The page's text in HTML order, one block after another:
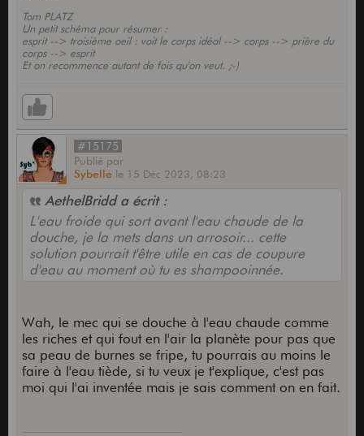
Tom PLATZ
Un petit schéma pour résumer :
esprit --> troisième oeil : voit le corps idéal --> corps --> prière du
corps --> esprit
Et on recommence autant de fois qu'on veut. ;-)
#15175
Publié par
Sybelle le 15 Déc 2023, 08:23
AethelBridd a écrit :
L'eau froide qui sort avant l'eau chaude de la
douche, je la mets dans un arrosoir... cette
solution pourrait t'être utile en cas de coupure
d'eau au moment où tu es shampooinnée.
Wah, le mec qui se douche à l'eau chaude comme
les riches et qui fout en l'air la planète pour pas que
sa peau de burnes se fripe, tu pourrais au moins le
faire à l'eau tiède, si tu veux je t'explique, c'est pas
moi qui l'ai inventée mais je sais comment on en fait.